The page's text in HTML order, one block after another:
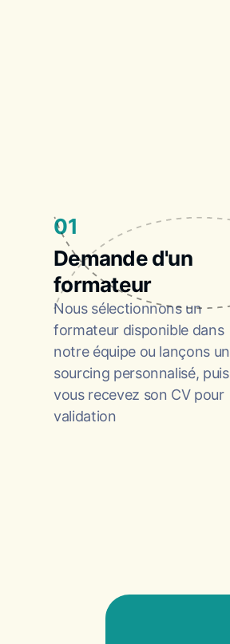
01
Demande d'un
formateur
Nous sélectionnons un
formateur disponible dans
notre équipe ou lançons un
sourcing personnalisé, puis
vous recevez son CV pour
validation